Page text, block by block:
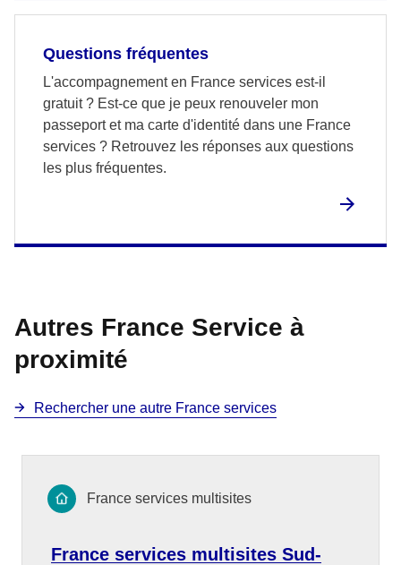
Questions fréquentes
L'accompagnement en France services est-il
gratuit ? Est-ce que je peux renouveler mon
passeport et ma carte d'identité dans une France
services ? Retrouvez les réponses aux questions
les plus fréquentes.
Autres France Service à
proximité
Rechercher une autre France services
France services multisites Sud-
France services multisites